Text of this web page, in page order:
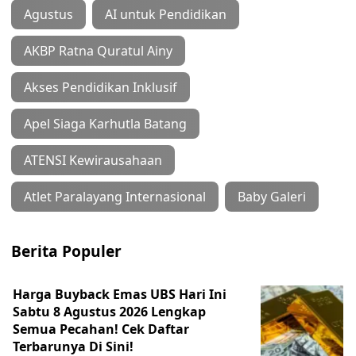
Agustus AI untuk Pendidikan
AKBP Ratna Quratul Ainy
Akses Pendidikan Inklusif
Apel Siaga Karhutla Batang
ATENSI Kewirausahaan
Atlet Paralayang Internasional Baby Galeri
Berita Populer
Harga Buyback Emas UBS Hari Ini
Sabtu 8 Agustus 2026 Lengkap
Semua Pecahan! Cek Daftar
Terbarunya Di Sini!